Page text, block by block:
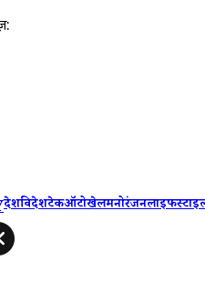
देशविदेशटेकऑटोखेलमनोरंजन